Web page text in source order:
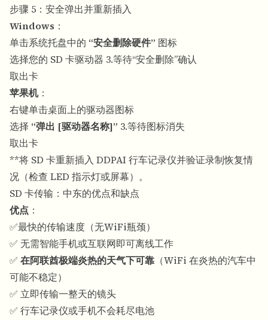
步骤 5：安全弹出并重新插入
Windows ：
单击系统托盘中的 “安全删除硬件” 图标
选择您的 SD 卡驱动器 3.等待“安全删除”确认
取出卡
苹果机：
右键单击桌面上的驱动器图标
选择 “弹出 [驱动器名称]” 3.等待图标消失
取出卡
**将 SD 卡重新插入 DDPAI 行车记录仪并验证录制恢复情
况（检查 LED 指示灯或屏幕）。
SD 卡传输：中东的优点和缺点
优点 ：
✅最快的传输速度（无WiFi瓶颈）
✅ 无需智能手机或互联网即可离线工作
✅ 在阿联酋极端炎热的天气下可靠 （WiFi 在炎热的汽车中
可能不稳定）
✅ 立即传输一整天的镜头
✅ 行车记录仪或手机不会耗尽电池